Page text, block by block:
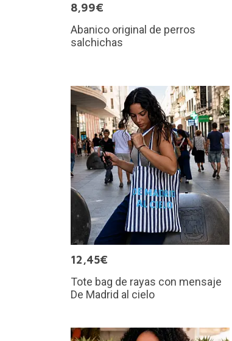
8,99€
Abanico original de perros
salchichas
12,45€
Tote bag de rayas con mensaje
De Madrid al cielo